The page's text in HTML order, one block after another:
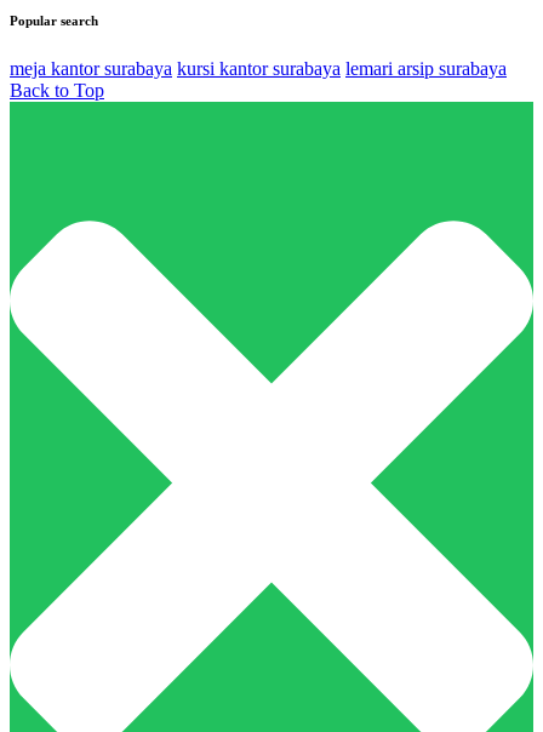
Popular search
meja kantor surabaya kursi kantor surabaya lemari arsip surabaya
Back to Top